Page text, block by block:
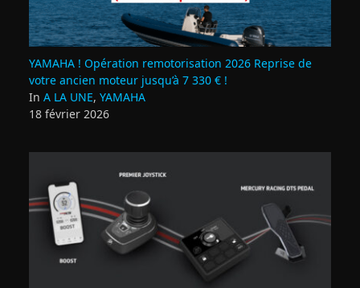
YAMAHA ! Opération remotorisation 2026 Reprise de
votre ancien moteur jusqu’à 7 330 € !
In A LA UNE, YAMAHA
18 février 2026